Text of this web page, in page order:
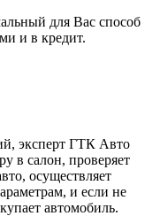
для Вас способ
и в кредит.
эксперт ГТК Авто
в салон, проверяет
осуществляет
и если не
автомобиль.